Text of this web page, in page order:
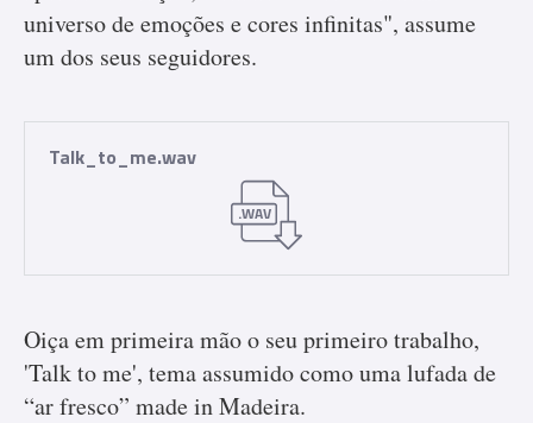
universo de emoções e cores infinitas", assume
um dos seus seguidores.
.WAV
Talk_to_me.wav
Oiça em primeira mão o seu primeiro trabalho,
'Talk to me', tema assumido como uma lufada de
“ar fresco” made in Madeira.